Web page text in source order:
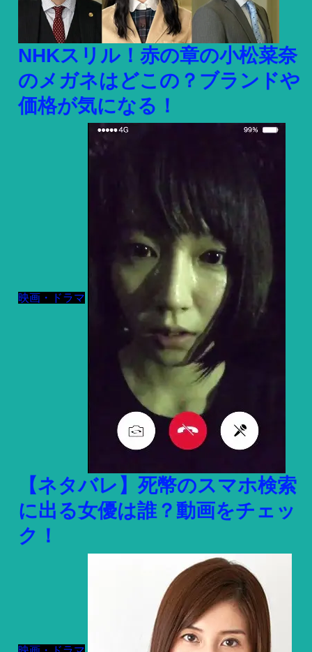
NHKスリル！赤の章の小松菜奈
のメガネはどこの？ブランドや
価格が気になる！
映画・ドラマ
【ネタバレ】死幣のスマホ検索
に出る女優は誰？動画をチェッ
ク！